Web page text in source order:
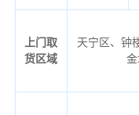
上门取
货区域
天宁区、钟